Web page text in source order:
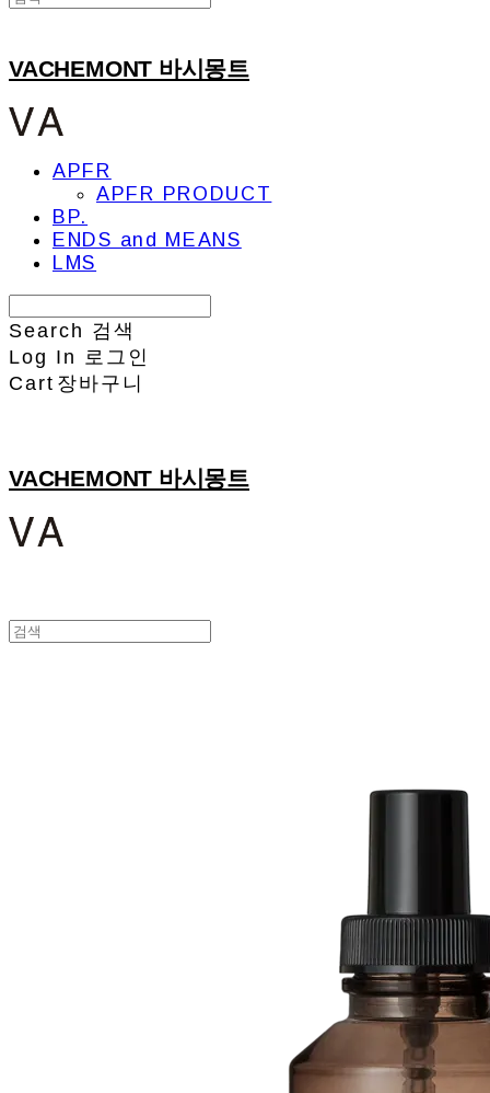
VACHEMONT 바시몽트
APFR
APFR PRODUCT
BP.
ENDS and MEANS
LMS
Search 검색
Log In 로그인
Cart 장바구니
VACHEMONT 바시몽트